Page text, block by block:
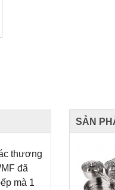
thương
đã
mà 1
SẢN